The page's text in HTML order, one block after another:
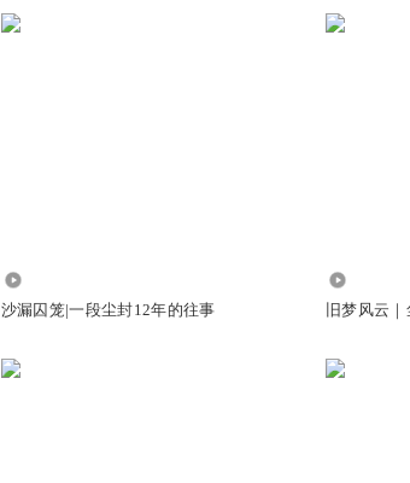
沙漏囚笼|一段尘封12年的往事 旧梦风云